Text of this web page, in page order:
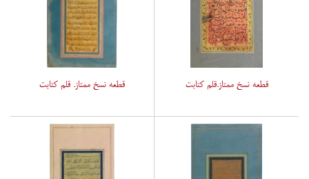
قطعه نسخ ممتاز.قلم کتابت قطعه نسخ ممتاز. قلم کتابت